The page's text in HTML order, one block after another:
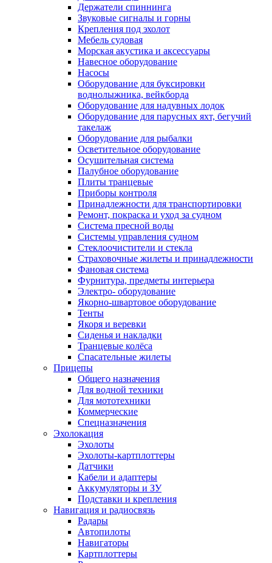
Держатели спиннинга
Звуковые сигналы и горны
Крепления под эхолот
Мебель судовая
Морская акустика и аксессуары
Навесное оборудование
Насосы
Оборудование для буксировки
воднолыжника, вейкборда
Оборудование для надувных лодок
Оборудование для парусных яхт, бегучий
такелаж
Оборудование для рыбалки
Осветительное оборудование
Осушительная система
Палубное оборудование
Плиты транцевые
Приборы контроля
Принадлежности для транспортировки
Ремонт, покраска и уход за судном
Система пресной воды
Системы управления судном
Стеклоочистители и стекла
Страховочные жилеты и принадлежности
Фановая система
Фурнитура, предметы интерьера
Электро- оборудование
Якорно-швартовое оборудование
Тенты
Якоря и веревки
Сиденья и накладки
Транцевые колёса
Спасательные жилеты
Прицепы
Общего назначения
Для водной техники
Для мототехники
Коммерческие
Спецназначения
Эхолокация
Эхолоты
Эхолоты-картплоттеры
Датчики
Кабели и адаптеры
Аккумуляторы и ЗУ
Подставки и крепления
Навигация и радиосвязь
Радары
Автопилоты
Навигаторы
Картплоттеры